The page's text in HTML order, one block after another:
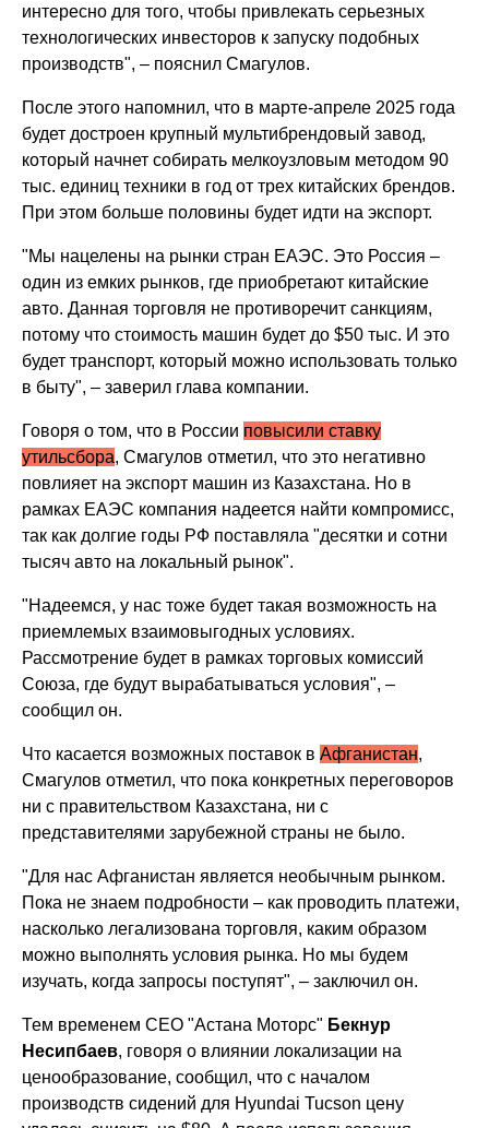
интересно для того, чтобы привлекать серьезных
технологических инвесторов к запуску подобных
производств", – пояснил Смагулов.
После этого напомнил, что в марте-апреле 2025 года
будет достроен крупный мультибрендовый завод,
который начнет собирать мелкоузловым методом 90
тыс. единиц техники в год от трех китайских брендов.
При этом больше половины будет идти на экспорт.
"Мы нацелены на рынки стран ЕАЭС. Это Россия –
один из емких рынков, где приобретают китайские
авто. Данная торговля не противоречит санкциям,
потому что стоимость машин будет до $50 тыс. И это
будет транспорт, который можно использовать только
в быту", – заверил глава компании.
Говоря о том, что в России повысили ставку
утильсбора, Смагулов отметил, что это негативно
повлияет на экспорт машин из Казахстана. Но в
рамках ЕАЭС компания надеется найти компромисс,
так как долгие годы РФ поставляла "десятки и сотни
тысяч авто на локальный рынок".
"Надеемся, у нас тоже будет такая возможность на
приемлемых взаимовыгодных условиях.
Рассмотрение будет в рамках торговых комиссий
Союза, где будут вырабатываться условия", –
сообщил он.
Что касается возможных поставок вАфганистан,
Смагулов отметил, что пока конкретных переговоров
ни с правительством Казахстана, ни с
представителями зарубежной страны не было.
"Для нас Афганистан является необычным рынком.
Пока не знаем подробности – как проводить платежи,
насколько легализована торговля, каким образом
можно выполнять условия рынка. Но мы будем
изучать, когда запросы поступят", – заключил он.
Тем временем СЕО "Астана Моторс" Бекнур
Несипбаев, говоря о влиянии локализации на
ценообразование, сообщил, что с началом
производств сидений для Hyundai Tucson цену